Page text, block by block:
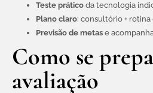
Teste prático da tecnologia
Plano claro: consultório + rotina
Previsão de metas e
Como se
avaliação